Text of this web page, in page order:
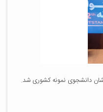
دانشجوی نمونه کشوری شد.